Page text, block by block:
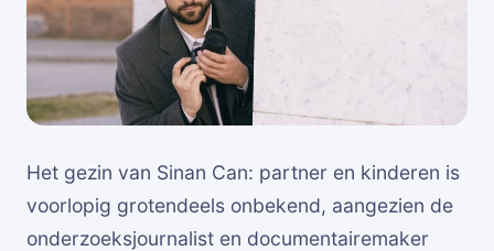
Het gezin van Sinan Can: partner en kinderen is
voorlopig grotendeels onbekend, aangezien de
onderzoeksjournalist en documentairemaker